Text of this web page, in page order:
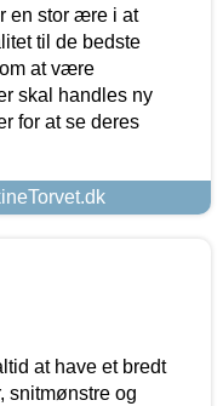
en stor ære i at
til de bedste
at være
skal handles ny
for at se deres
at have et bredt
snitmønstre og